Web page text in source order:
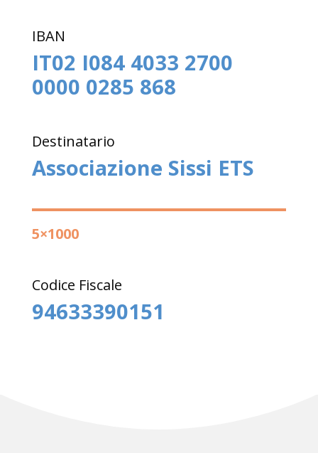
IBAN
IT02 I084 4033 2700
0000 0285 868
Destinatario
Associazione Sissi ETS
5×1000
Codice Fiscale
94633390151